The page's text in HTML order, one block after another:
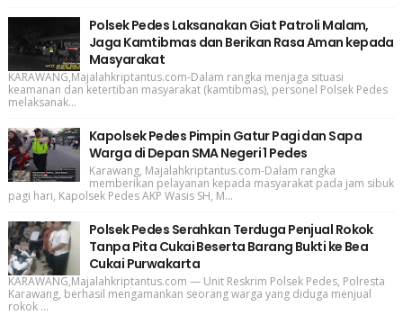
Polsek Pedes Laksanakan Giat Patroli Malam,
Jaga Kamtibmas dan Berikan Rasa Aman kepada
Masyarakat
KARAWANG,Majalahkriptantus.com-Dalam rangka menjaga situasi
keamanan dan ketertiban masyarakat (kamtibmas), personel Polsek Pedes
melaksanak...
Kapolsek Pedes Pimpin Gatur Pagi dan Sapa
Warga di Depan SMA Negeri 1 Pedes
Karawang, Majalahkriptantus.com-Dalam rangka
memberikan pelayanan kepada masyarakat pada jam sibuk
pagi hari, Kapolsek Pedes AKP Wasis SH, M...
Polsek Pedes Serahkan Terduga Penjual Rokok
Tanpa Pita Cukai Beserta Barang Bukti ke Bea
Cukai Purwakarta
KARAWANG,Majalahkriptantus.com — Unit Reskrim Polsek Pedes, Polresta
Karawang, berhasil mengamankan seorang warga yang diduga menjual
rokok ...